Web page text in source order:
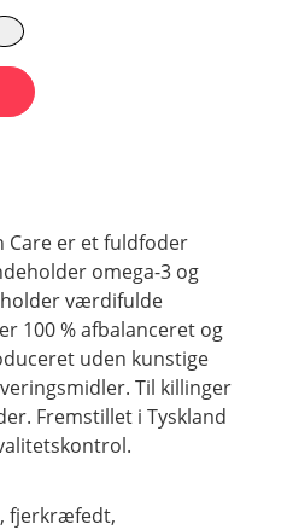
Care er et fuldfoder
omega-3 og
værdifulde
100 % afbalanceret og
uden kunstige
Til killinger
Fremstillet i Tyskland
fjerkræfedt,